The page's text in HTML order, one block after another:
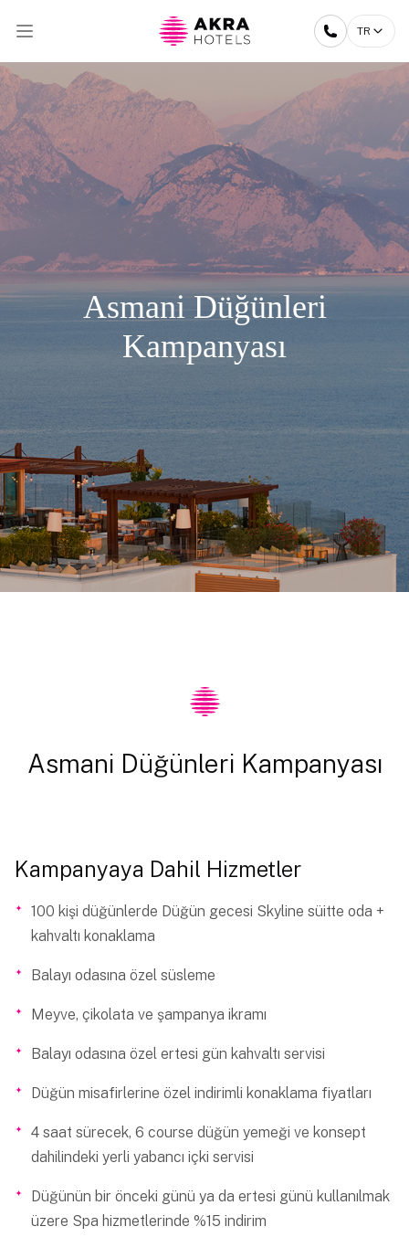
TR
Asmani Düğünleri
Kampanyası
Asmani Düğünleri Kampanyası
Kampanyaya Dahil Hizmetler
100 kişi düğünlerde Düğün gecesi Skyline süitte oda +
kahvaltı konaklama
Balayı odasına özel süsleme
Meyve, çikolata ve şampanya ikramı
Balayı odasına özel ertesi gün kahvaltı servisi
Düğün misafirlerine özel indirimli konaklama fiyatları
4 saat sürecek, 6 course düğün yemeği ve konsept
dahilindeki yerli yabancı içki servisi
Düğünün bir önceki günü ya da ertesi günü kullanılmak
üzere Spa hizmetlerinde %15 indirim